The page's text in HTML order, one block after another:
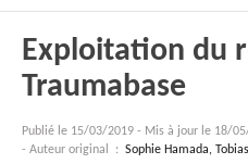
Exploitation du
Traumabase
Publié le 15/03/2019 - Mis à jour le 18/
- Auteur original : Sophie Hamada,